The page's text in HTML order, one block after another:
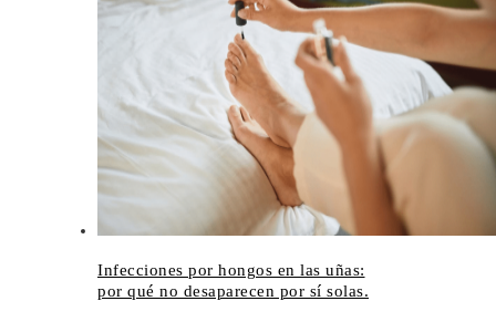
Infecciones por hongos en las uñas:
por qué no desaparecen por sí solas.